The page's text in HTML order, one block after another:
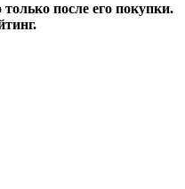
после его покупки.